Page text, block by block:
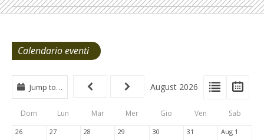
Calendario eventi
View
Type
Tabs
View
List
Jump to… August 2026
Dom Lun Mar Mer Gio Ven Sab
26 27 28 29 30 31 Aug 1